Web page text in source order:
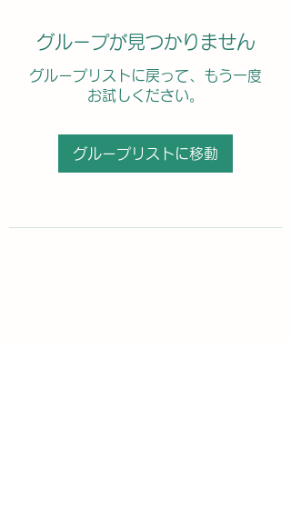
グループが見つかりません
グループリストに戻って、もう一度
お試しください。
グループリストに移動